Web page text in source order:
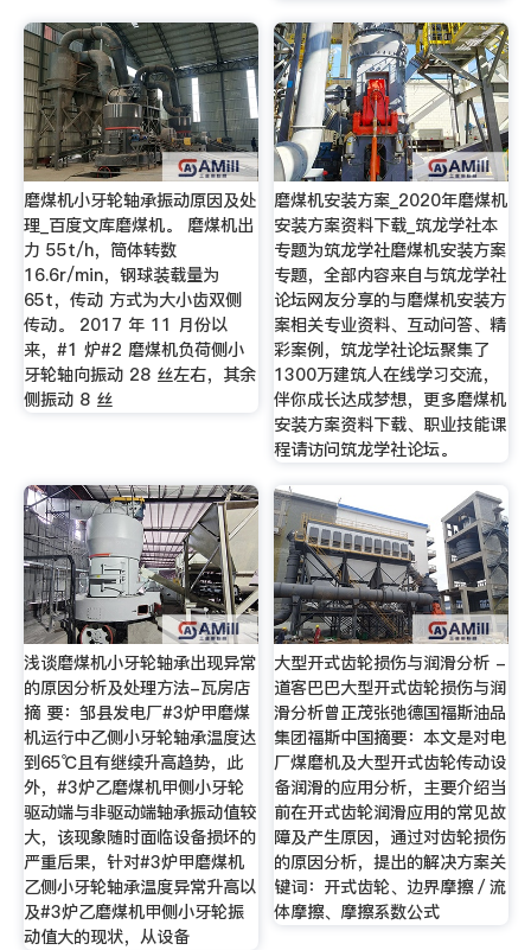
磨煤机小牙轮轴承振动原因及处
理_百度文库磨煤机。 磨煤机出
力 55t/h，筒体转数
16.6r/min，钢球装载量为
65t，传动 方式为大小齿双侧
传动。 2017 年 11 月份以
来，#1 炉#2 磨煤机负荷侧小
牙轮轴向振动 28 丝左右，其余
侧振动 8 丝
磨煤机安装方案_2020年磨煤机
安装方案资料下载_筑龙学社本
专题为筑龙学社磨煤机安装方案
专题，全部内容来自与筑龙学社
论坛网友分享的与磨煤机安装方
案相关专业资料、互动问答、精
彩案例，筑龙学社论坛聚集了
1300万建筑人在线学习交流，
伴你成长达成梦想，更多磨煤机
安装方案资料下载、职业技能课
程请访问筑龙学社论坛。
浅谈磨煤机小牙轮轴承出现异常
的原因分析及处理方法-瓦房店
摘 要：邹县发电厂#3炉甲磨煤
机运行中乙侧小牙轮轴承温度达
到65℃且有继续升高趋势，此
外，#3炉乙磨煤机甲侧小牙轮
驱动端与非驱动端轴承振动值较
大，该现象随时面临设备损坏的
严重后果，针对#3炉甲磨煤机
乙侧小牙轮轴承温度异常升高以
及#3炉乙磨煤机甲侧小牙轮振
动值大的现状，从设备
大型开式齿轮损伤与润滑分析 -
道客巴巴大型开式齿轮损伤与润
滑分析曾正茂张弛德国福斯油品
集团福斯中国摘要：本文是对电
厂煤磨机及大型开式齿轮传动设
备润滑的应用分析，主要介绍当
前在开式齿轮润滑应用的常见故
障及产生原因，通过对齿轮损伤
的原因分析，提出的解决方案关
键词：开式齿轮、边界摩擦／流
体摩擦、摩擦系数公式